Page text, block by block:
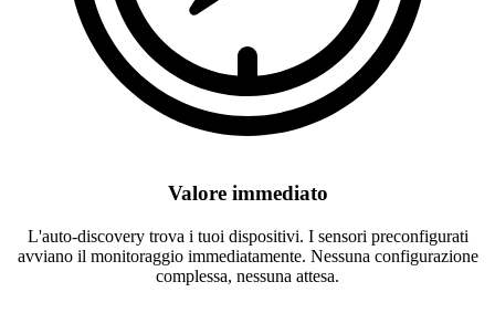
Valore immediato
L'auto-discovery trova i tuoi dispositivi. I sensori preconfigurati
avviano il monitoraggio immediatamente. Nessuna configurazione
complessa, nessuna attesa.